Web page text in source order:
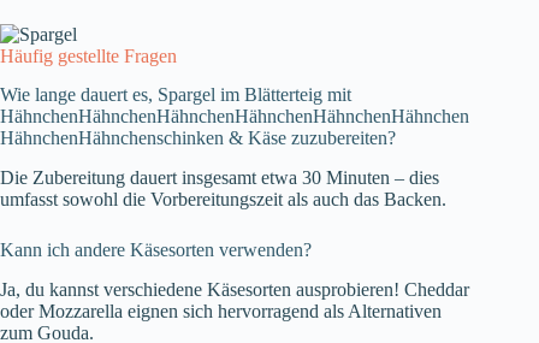
Häufig gestellte Fragen
Wie lange dauert es, Spargel im Blätterteig mit
HähnchenHähnchenHähnchenHähnchenHähnchenHähnchen
HähnchenHähnchenschinken & Käse zuzubereiten?
Die Zubereitung dauert insgesamt etwa 30 Minuten – dies
umfasst sowohl die Vorbereitungszeit als auch das Backen.
Kann ich andere Käsesorten verwenden?
Ja, du kannst verschiedene Käsesorten ausprobieren! Cheddar
oder Mozzarella eignen sich hervorragend als Alternativen
zum Gouda.